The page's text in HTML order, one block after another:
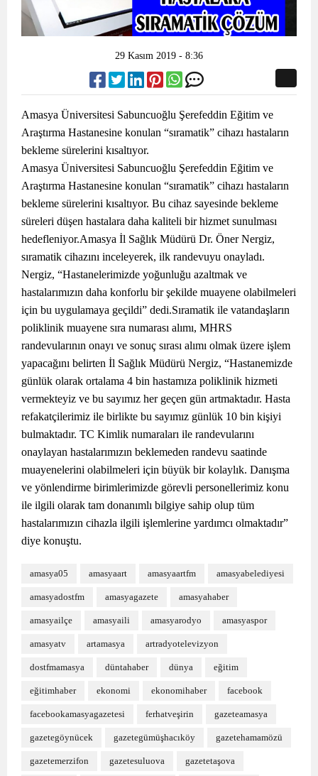
29 Kasım 2019 - 8:36
Amasya Üniversitesi Sabuncuoğlu Şerefeddin Eğitim ve
Araştırma Hastanesine konulan “sıramatik” cihazı hastaların
bekleme sürelerini kısaltıyor.
Amasya Üniversitesi Sabuncuoğlu Şerefeddin Eğitim ve
Araştırma Hastanesine konulan “sıramatik” cihazı hastaların
bekleme sürelerini kısaltıyor. Bu cihaz sayesinde bekleme
süreleri düşen hastalara daha kaliteli bir hizmet sunulması
hedefleniyor.Amasya İl Sağlık Müdürü Dr. Öner Nergiz,
sıramatik cihazını inceleyerek, ilk randevuyu onayladı.
Nergiz, “Hastanelerimizde yoğunluğu azaltmak ve
hastalarımızın daha konforlu bir şekilde muayene olabilmeleri
için bu uygulamaya geçildi” dedi.Sıramatik ile vatandaşların
poliklinik muayene sıra numarası alımı, MHRS
randevularının onayı ve sonuç sırası alımı olmak üzere işlem
yapacağını belirten İl Sağlık Müdürü Nergiz, “Hastanemizde
günlük olarak ortalama 4 bin hastamıza poliklinik hizmeti
vermekteyiz ve bu sayımız her geçen gün artmaktadır. Hasta
refakatçilerimiz ile birlikte bu sayımız günlük 10 bin kişiyi
bulmaktadır. TC Kimlik numaraları ile randevularını
onaylayan hastalarımızın beklemeden randevu saatinde
muayenelerini olabilmeleri için büyük bir kolaylık. Danışma
ve yönlendirme birimlerimizde görevli personellerimiz konu
ile ilgili olarak tam donanımlı bilgiye sahip olup tüm
hastalarımızın cihazla ilgili işlemlerine yardımcı olmaktadır”
diye konuştu.
amasya05 amasyaart amasyaartfm amasyabelediyesi
amasyadostfm amasyagazete amasyahaber
amasyailçe amasyaili amasyarodyo amasyaspor
amasyatv artamasya artradyotelevizyon
dostfmamasya düntahaber dünya eğitim
eğitimhaber ekonomi ekonomihaber facebook
facebookamasyagazetesi ferhatveşirin gazeteamasya
gazetegöynücek gazetegümüşhacıköy gazetehamamözü
gazetemerzifon gazetesuluova gazetetaşova